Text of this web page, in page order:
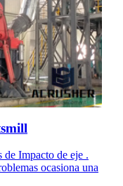
de Impacto de eje .
ocasiona una